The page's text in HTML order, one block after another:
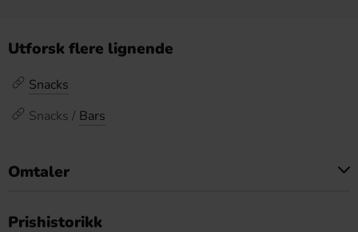
Utforsk flere lignende
Snacks
Snacks / Bars
Omtaler
Prishistorikk